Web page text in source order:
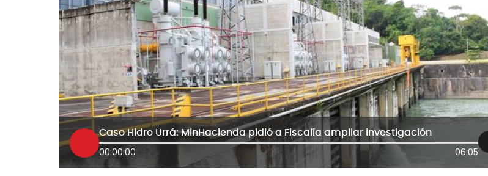
Caso Hidro Urrá: MinHacienda pidió a Fiscalía ampliar investigación
00:00:00 06:05